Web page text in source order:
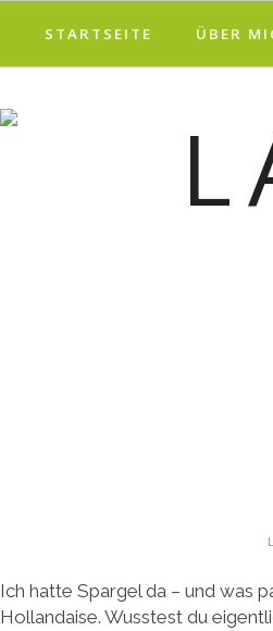
STARTSEITE ÜBER
Ich hatte Spargel da – und was
Hollandaise. Wusstest du